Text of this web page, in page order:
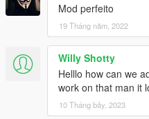
Mod perfeito
19 Tháng năm, 2022
Willy Shotty
Helllo how can we
work on that man it
10 Tháng bảy, 2023